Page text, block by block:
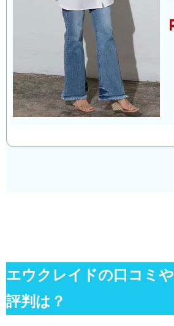
エウクレイドの口コミや
評判は？